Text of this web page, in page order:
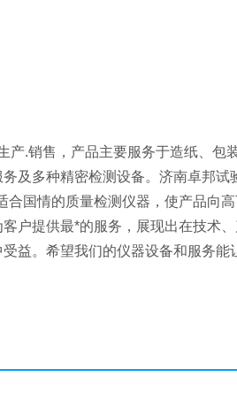
产.销售，产品主要服务于造纸、包
及多种精密检测设备。济南卓邦试
国情的质量检测仪器，使产品向
户提供最*的服务，展现出在技术
益。希望我们的仪器设备和服务能